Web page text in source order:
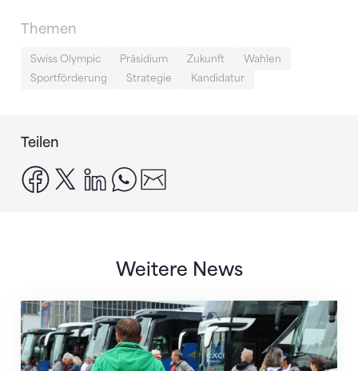
Themen
Swiss Olympic Präsidium Zukunft
Wahlen
Sportförderung
Strategie Kandidatur
Teilen
facebook
x linkedinwhatsapp
Weitere News
Twerenbold wird offizieller Reisepartner des STV